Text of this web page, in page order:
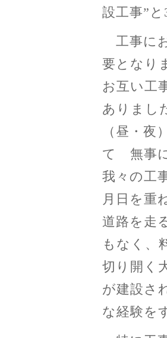
設工事”
工事に
要となり
お互い工
ありまし
（昼・
て 無事
我々の工
月日を重
道路を走
もなく、
切り開く
が建設さ
な経験を